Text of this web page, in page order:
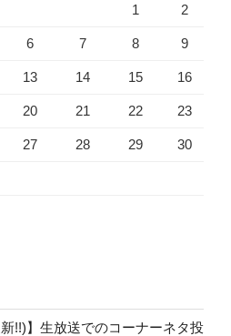
1 2
6 7 8 9
13 14 15 16
20 21 22 23
27 28 29 30
新!!)】生放送でのコーナーネタ投